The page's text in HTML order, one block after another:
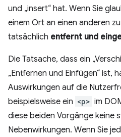
und „insert“ hat. Wenn Sie
einem Ort an einen anderen
tatsächlich entfernt und
Die Tatsache, dass ein
„Entfernen und Einfügen“ ist,
Auswirkungen auf die
beispielsweise ein <p> im
diese beiden Vorgänge keine
Nebenwirkungen. Wenn Sie